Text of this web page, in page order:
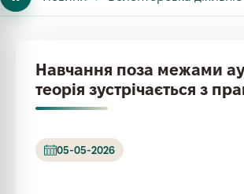
Навчання поза межами
теорія зустрічається з
05-05-2026